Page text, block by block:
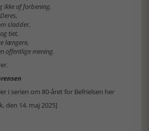
ikke af forbening.
sladder,
tiet,
længere,
offentlige mening.
i serien om 80-året for Befrielsen her
den 14. maj 2025]